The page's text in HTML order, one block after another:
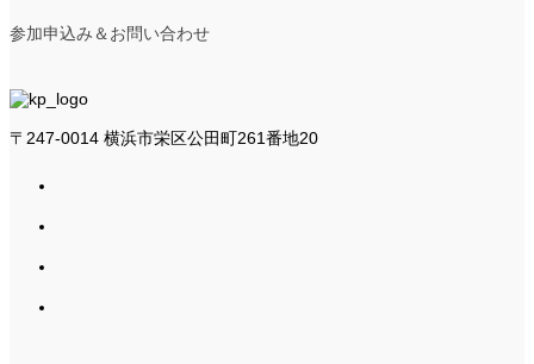
参加申込み＆お問い合わせ
〒247-0014 横浜市栄区公田町261番地20